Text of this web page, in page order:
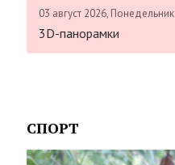
03 август 2026, Понедельник
3D-панорамки
СПОРТ